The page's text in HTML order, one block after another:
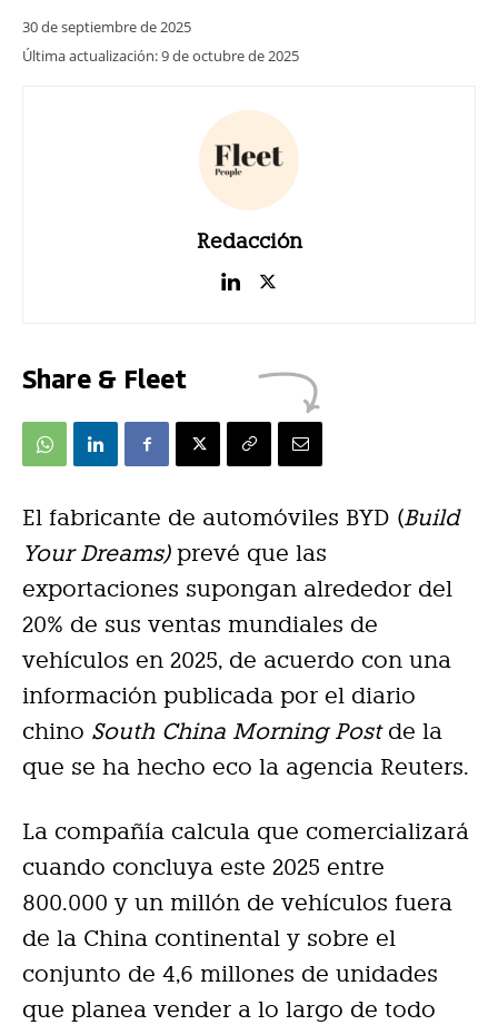
30 de septiembre de 2025
Última actualización:9 de octubre de 2025
Redacción
Share & Fleet
El fabricante de automóviles BYD (Build
Your Dreams)prevé que las
exportaciones supongan alrededor del
20% de sus ventas mundiales de
vehículos en 2025, de acuerdo con una
información publicada por el diario
chino South China Morning Postde la
que se ha hecho eco la agencia Reuters.
La compañía calcula que comercializará
cuando concluya este 2025 entre
800.000 y un millón de vehículos fuera
de la China continental y sobre el
conjunto de 4,6 millones de unidades
que planea vender a lo largo de todo